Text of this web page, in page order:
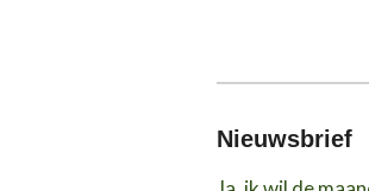
Nieuwsbrief